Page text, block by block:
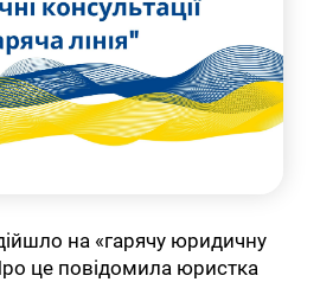
на «гарячу юридичну
це повідомила юристка